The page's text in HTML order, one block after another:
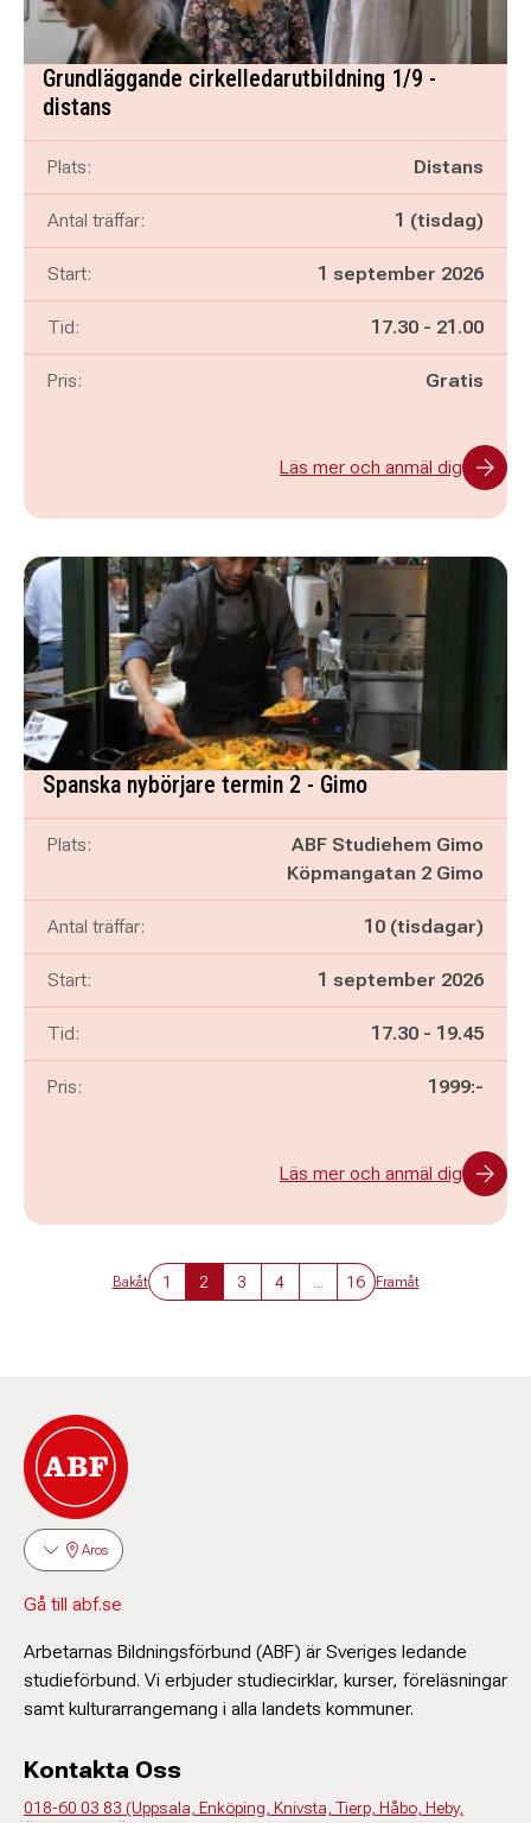
Grundläggande cirkelledarutbildning 1/9 -
distans
Plats: Distans
Antal träffar: 1 (tisdag)
Start: 1 september 2026
Tid: Pågår mellan
17.30 - och
21.00
Pris: Gratis
Läs mer och anmäl dig
Spanska nybörjare termin 2 - Gimo
Plats:
ABF Studiehem Gimo
Köpmangatan 2 Gimo
Antal träffar: 10 (tisdagar)
Start: 1 september 2026
Tid: Pågår mellan
17.30 - och
19.45
Pris: 1999:-
Läs mer och anmäl dig
Bakåt 1 2 3 4 16 Framåt
Aros
Gå till abf.se
Arbetarnas Bildningsförbund (ABF) är Sveriges ledande
studieförbund. Vi erbjuder studiecirklar, kurser, föreläsningar
samt kulturarrangemang i alla landets kommuner.
Kontakta Oss
018-60 03 83 (Uppsala, Enköping, Knivsta, Tierp, Håbo, Heby,